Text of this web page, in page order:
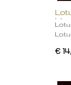
€